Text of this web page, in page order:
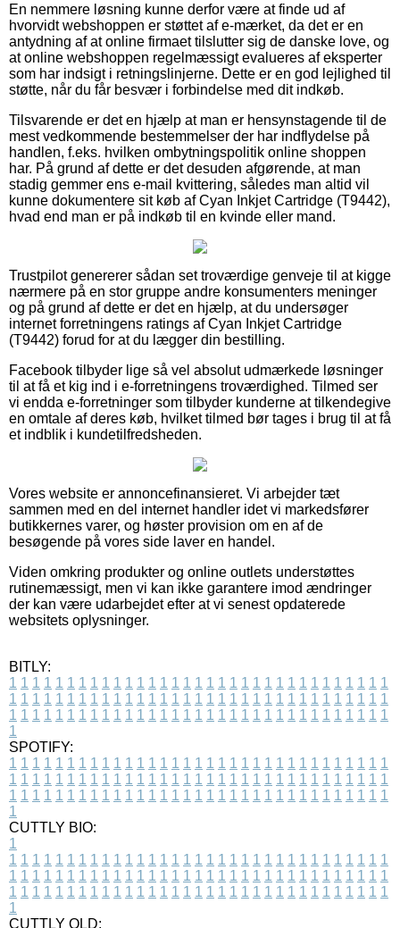
En nemmere løsning kunne derfor være at finde ud af
hvorvidt webshoppen er støttet af e-mærket, da det er en
antydning af at online firmaet tilslutter sig de danske love, og
at online webshoppen regelmæssigt evalueres af eksperter
som har indsigt i retningslinjerne. Dette er en god lejlighed til
støtte, når du får besvær i forbindelse med dit indkøb.
Tilsvarende er det en hjælp at man er hensynstagende til de
mest vedkommende bestemmelser der har indflydelse på
handlen, f.eks. hvilken ombytningspolitik online shoppen
har. På grund af dette er det desuden afgørende, at man
stadig gemmer ens e-mail kvittering, således man altid vil
kunne dokumentere sit køb af Cyan Inkjet Cartridge (T9442),
hvad end man er på indkøb til en kvinde eller mand.
Trustpilot genererer sådan set troværdige genveje til at kigge
nærmere på en stor gruppe andre konsumenters meninger
og på grund af dette er det en hjælp, at du undersøger
internet forretningens ratings af Cyan Inkjet Cartridge
(T9442) forud for at du lægger din bestilling.
Facebook tilbyder lige så vel absolut udmærkede løsninger
til at få et kig ind i e-forretningens troværdighed. Tilmed ser
vi endda e-forretninger som tilbyder kunderne at tilkendegive
en omtale af deres køb, hvilket tilmed bør tages i brug til at få
et indblik i kundetilfredsheden.
Vores website er annoncefinansieret. Vi arbejder tæt
sammen med en del internet handler idet vi markedsfører
butikkernes varer, og høster provision om en af de
besøgende på vores side laver en handel.
Viden omkring produkter og online outlets understøttes
rutinemæssigt, men vi kan ikke garantere imod ændringer
der kan være udarbejdet efter at vi senest opdaterede
websitets oplysninger.
BITLY:
1 1 1 1 1 1 1 1 1 1 1 1 1 1 1 1 1 1 1 1 1 1 1 1 1 1 1 1 1 1 1 1 1
1 1 1 1 1 1 1 1 1 1 1 1 1 1 1 1 1 1 1 1 1 1 1 1 1 1 1 1 1 1 1 1 1
1 1 1 1 1 1 1 1 1 1 1 1 1 1 1 1 1 1 1 1 1 1 1 1 1 1 1 1 1 1 1 1 1
1
SPOTIFY:
1 1 1 1 1 1 1 1 1 1 1 1 1 1 1 1 1 1 1 1 1 1 1 1 1 1 1 1 1 1 1 1 1
1 1 1 1 1 1 1 1 1 1 1 1 1 1 1 1 1 1 1 1 1 1 1 1 1 1 1 1 1 1 1 1 1
1 1 1 1 1 1 1 1 1 1 1 1 1 1 1 1 1 1 1 1 1 1 1 1 1 1 1 1 1 1 1 1 1
1
CUTTLY BIO:
1
1 1 1 1 1 1 1 1 1 1 1 1 1 1 1 1 1 1 1 1 1 1 1 1 1 1 1 1 1 1 1 1 1
1 1 1 1 1 1 1 1 1 1 1 1 1 1 1 1 1 1 1 1 1 1 1 1 1 1 1 1 1 1 1 1 1
1 1 1 1 1 1 1 1 1 1 1 1 1 1 1 1 1 1 1 1 1 1 1 1 1 1 1 1 1 1 1 1 1
1
CUTTLY OLD: